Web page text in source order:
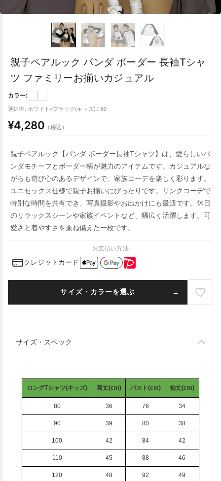
親子ペアルック パンダ ボーダー 長袖Tシャ
ツ ファミリーお揃いカジュアル
カラー:
選択中: ホワイト×ブラック(キッズ) / 80
¥4,280 （税込）
親子ペアルック【パンダ ボーダー長袖Tシャツ】は、愛らしいパ
ンダモチーフとボーダー柄が魅力のアイテムです。カジュアルな
がらも遊び心のあるデザインで、家族コーデを楽しく彩ります。
ユニセックス仕様で親子お揃いにぴったりです。リンクコーデで
特別な時間を共有でき、写真撮影やお出かけにも最適です。休日
のリラックスシーンや家族イベントなど、幅広く活躍します。可
愛さと着やすさを兼ね備えた一枚です。
お支払い方法
クレジットカード
サイズ・カラーを選ぶ
サイズ・スペック
ロングTシャツ(キッズ) 着丈(cm) バスト(cm) 袖丈(cm)
80 36 76 34
90 39 80 38
100 42 84 42
110 45 88 46
120 48 92 49